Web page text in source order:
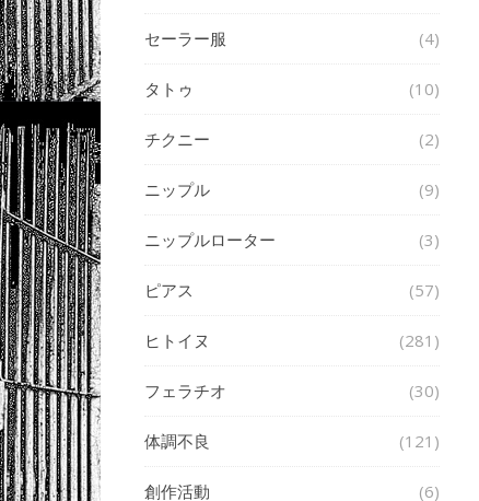
セーラー服 (4)
タトゥ (10)
チクニー (2)
ニップル (9)
ニップルローター (3)
ピアス (57)
ヒトイヌ (281)
フェラチオ (30)
体調不良 (121)
創作活動 (6)